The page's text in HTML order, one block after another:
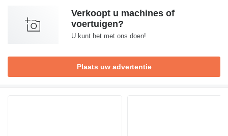
Verkoopt u machines of
voertuigen?
U kunt het met ons doen!
Plaats uw advertentie